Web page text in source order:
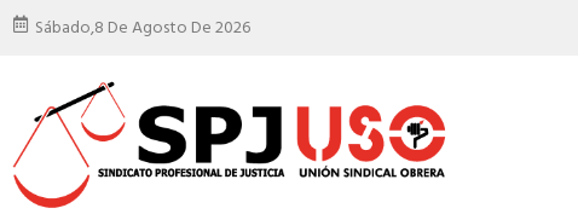
Sábado,8 De Agosto De 2026